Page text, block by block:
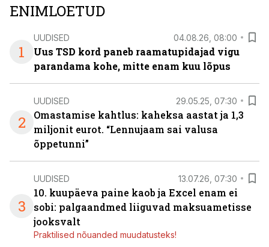
ENIMLOETUD
1
UUDISED 04.08.26, 08:00
Uus TSD kord paneb raamatupidajad vigu
parandama kohe, mitte enam kuu lõpus
2
UUDISED 29.05.25, 07:30
Omastamise kahtlus: kaheksa aastat ja 1,3
miljonit eurot. “Lennujaam sai valusa
õppetunni”
3
UUDISED 13.07.26, 07:30
10. kuupäeva paine kaob ja Excel enam ei
sobi: palgaandmed liiguvad maksuametisse
jooksvalt
Praktilised nõuanded muudatusteks!